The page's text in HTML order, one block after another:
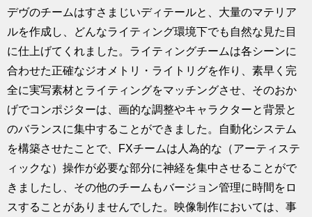
デヴのチームはすさまじいディテールと、大量のマテリア
ルを作成し、どんなライティング環境下でも自然な見た目
に仕上げてくれました。ライティングチームは各シーンに
合わせた正確なジオメトリ・ライトリグを作り、素早く完
全に実写素材とライティングをマッチングさせ、そのおか
げでコンポジターは、画的な調整やキャラクターと背景と
のバランスに集中することができました。自動化システム
を構築させたことで、FXチームは人為的な（アーティステ
ィックな）操作が必要な部分に神経を集中させることがで
きましたし、その他のチームもバージョン管理に時間をロ
スすることがありませんでした。映像制作においては、事